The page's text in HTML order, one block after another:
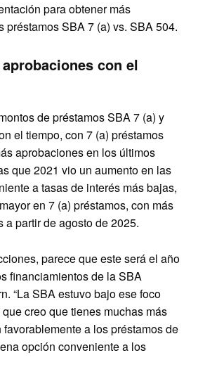
para obtener más
préstamos SBA 7 (a) vs. SBA 504.
con el
de préstamos SBA 7 (a) y
el tiempo, con 7 (a) préstamos
aprobaciones en los últimos
que 2021 vio un aumento en las
a tasas de interés más bajas,
en 7 (a) préstamos, con más
a partir de agosto de 2025.
parece que este será el año
financiamientos de la SBA
“La SBA estuvo bajo ese foco
creo que tienes muchas más
a los préstamos de
opción conveniente a los